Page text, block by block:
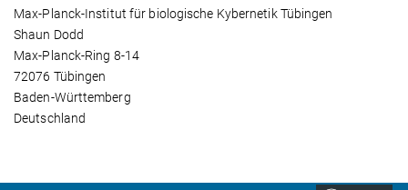
Max-Planck-Institut für biologische Kybernetik Tübingen
Shaun Dodd
Max-Planck-Ring 8-14
72076 Tübingen
Baden-Württemberg
Deutschland